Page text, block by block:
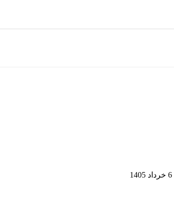
6 خرداد 1405